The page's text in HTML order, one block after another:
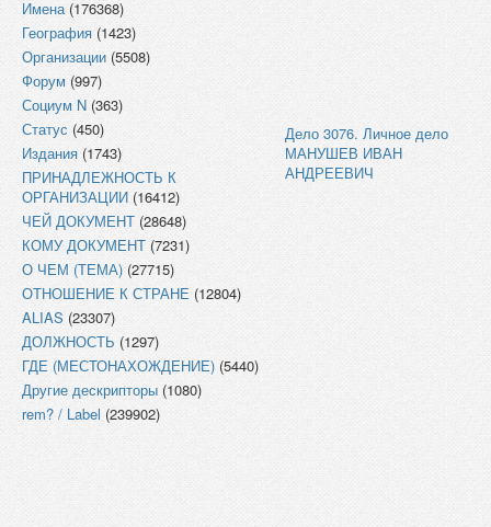
Имена(176368)
География (1423)
Организации (5508)
Форум (997)
Социум N (363)
Статус (450)
Издания (1743)
ПРИНАДЛЕЖНОСТЬ К
ОРГАНИЗАЦИИ (16412)
ЧЕЙ ДОКУМЕНТ (28648)
КОМУ ДОКУМЕНТ (7231)
О ЧЕМ (ТЕМА) (27715)
ОТНОШЕНИЕ К СТРАНЕ (12804)
ALIAS (23307)
ДОЛЖНОСТЬ (1297)
ГДЕ (МЕСТОНАХОЖДЕНИЕ) (5440)
Другие дескрипторы (1080)
rem? / Label (239902)
Дело 3076. Личное дело
МАНУШЕВ ИВАН
АНДРЕЕВИЧ